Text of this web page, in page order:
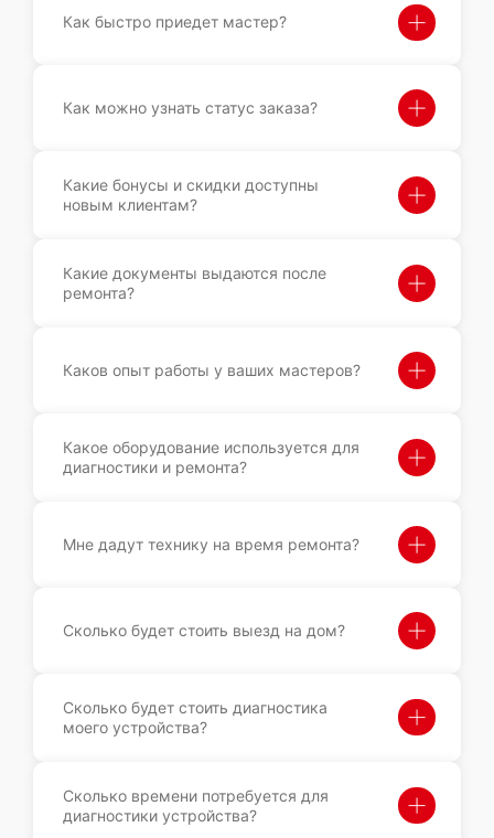
Как быстро приедет мастер?
Как можно узнать статус заказа?
Какие бонусы и скидки доступны
новым клиентам?
Какие документы выдаются после
ремонта?
Каков опыт работы у ваших мастеров?
Какое оборудование используется для
диагностики и ремонта?
Мне дадут технику на время ремонта?
Сколько будет стоить выезд на дом?
Сколько будет стоить диагностика
моего устройства?
Сколько времени потребуется для
диагностики устройства?